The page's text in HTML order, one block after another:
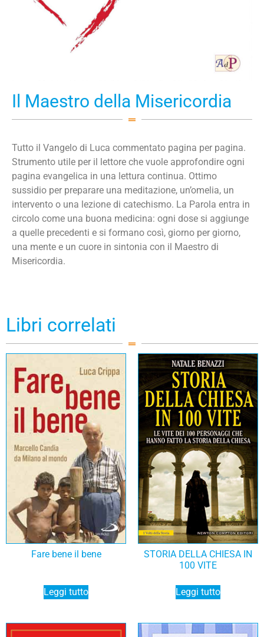
Il Maestro della Misericordia
Tutto il Vangelo di Luca commentato pagina per pagina.
Strumento utile per il lettore che vuole approfondire ogni
pagina evangelica in una lettura continua. Ottimo
sussidio per preparare una meditazione, un’omelia, un
intervento o una lezione di catechismo. La Parola entra in
circolo come una buona medicina: ogni dose si aggiunge
a quelle precedenti e si formano così, giorno per giorno,
una mente e un cuore in sintonia con il Maestro di
Misericordia.
Libri correlati
Fare bene il bene
Leggi tutto
STORIA DELLA CHIESA IN
100 VITE
Leggi tutto